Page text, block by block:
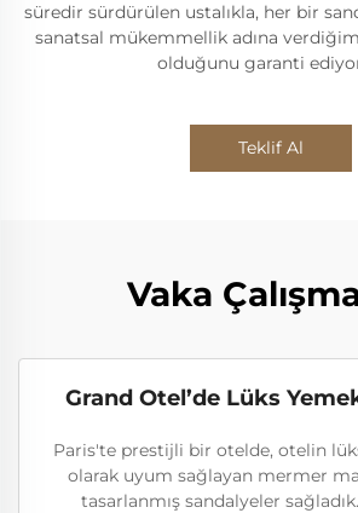
süredir sürdürülen ustalıkla, her bir
sanatsal mükemmellik adına
olduğunu garanti
Teklif Al
Vaka
Grand Otel’de Lüks
Paris'te prestijli bir otelde, otelin
olarak uyum sağlayan mermer
tasarlanmış sandalyeler